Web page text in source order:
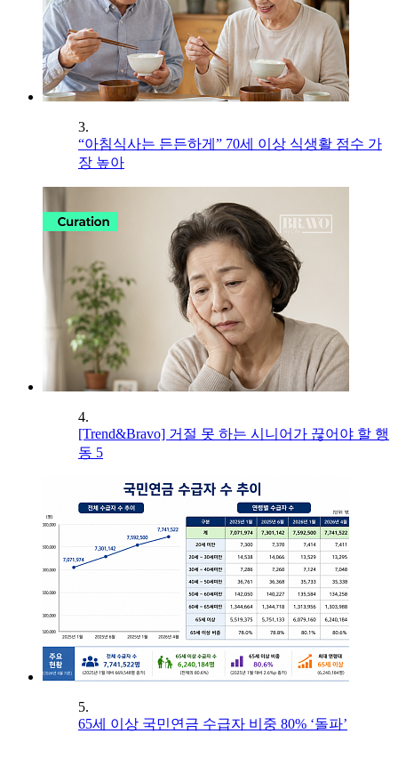
3.
“아침식사는 든든하게” 70세 이상 식생활 점수 가
장 높아
4.
[Trend&Bravo] 거절 못 하는 시니어가 끊어야 할 행
동 5
5.
65세 이상 국민연금 수급자 비중 80% ‘돌파’